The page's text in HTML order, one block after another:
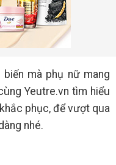
mà phụ nữ mang
Yeutre.vn tìm hiểu
phục, để vượt qua
nhé.